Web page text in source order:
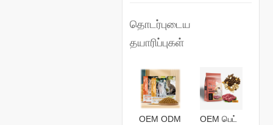
தொடர்புடைய
தயாரிப்புகள்
OEM ODM
OEM பெட்